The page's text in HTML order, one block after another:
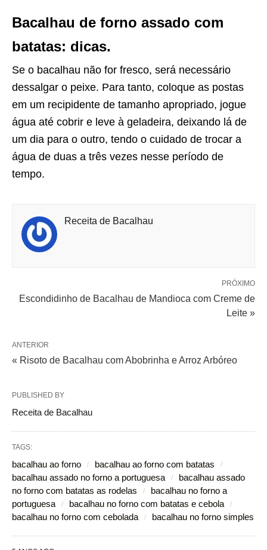
Bacalhau de forno assado com
batatas: dicas.
Se o bacalhau não for fresco, será necessário
dessalgar o peixe. Para tanto, coloque as postas
em um recipidente de tamanho apropriado, jogue
água até cobrir e leve à geladeira, deixando lá de
um dia para o outro, tendo o cuidado de trocar a
água de duas a três vezes nesse período de
tempo.
Receita de Bacalhau
PRÓXIMO
Escondidinho de Bacalhau de Mandioca com Creme de
Leite »
ANTERIOR
« Risoto de Bacalhau com Abobrinha e Arroz Arbóreo
PUBLISHED BY
Receita de Bacalhau
TAGS:
bacalhau ao forno
bacalhau ao forno com batatas
bacalhau assado no forno a portuguesa
bacalhau assado
no forno com batatas as rodelas
bacalhau no forno a
portuguesa
bacalhau no forno com batatas e cebola
bacalhau no forno com cebolada
bacalhau no forno simples